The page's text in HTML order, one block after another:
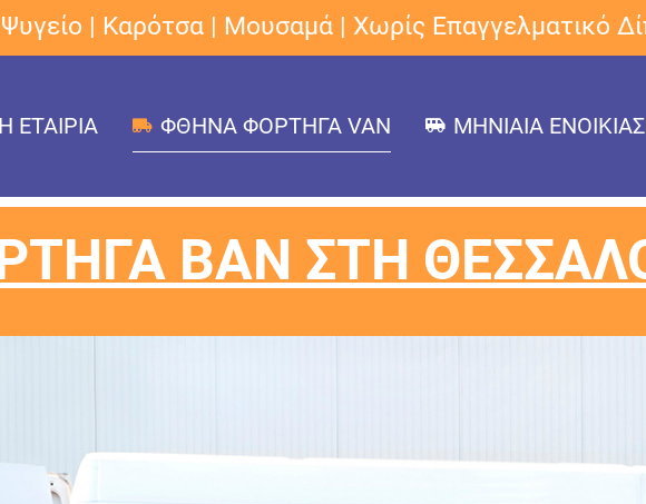
| Καρότσα | Μουσαμά | Χωρίς Επαγγελματικό
ΕΤΑΙΡΙΑ ΦΘΗΝΑ ΦΟΡΤΗΓΑ VAN ΜΗΝΙΑΙΑ
ΒΑΝ ΣΤΗ